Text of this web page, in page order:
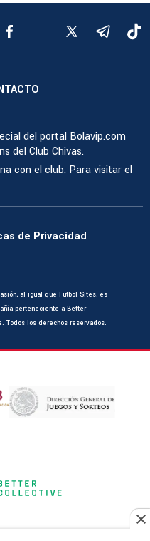
|
del portal Bolavip.com
del Club Chivas.
con el club. Para visitar el
de Privacidad
al igual que Futbol Sites, es
perteneciente a Better
Todos los derechos reservados.